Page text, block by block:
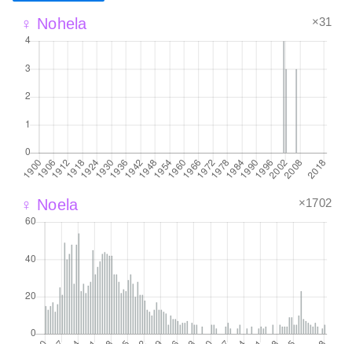
♀ Nohela ×31
♀ Noela ×1702